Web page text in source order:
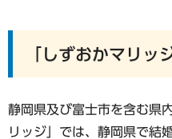
「しずおかマリッ
静岡県及び富士市を含む県
リッジ」では、静岡県で結